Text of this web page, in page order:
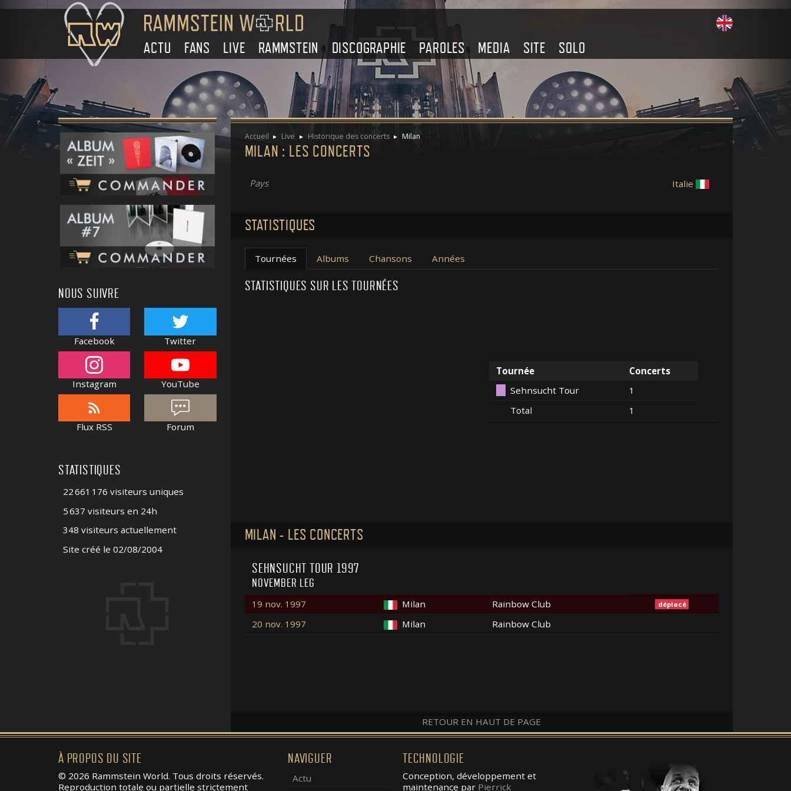
ACTU FANS LIVE RAMMSTEIN DISCOGRAPHIE PAROLES MEDIA SITE SOLO
Accueil Live Historique des concerts Milan
MILAN : LES CONCERTS
Pays Italie
STATISTIQUES
Tournées Albums Chansons Années
STATISTIQUES SUR LES TOURNÉES
Tournée
Concerts
Sehnsucht Tour
1
Total
1
MILAN - LES CONCERTS
SEHNSUCHT TOUR 1997
NOVEMBER LEG
19 nov. 1997 Milan Rainbow Club déplacé
20 nov. 1997 Milan Rainbow Club
RETOUR EN HAUT DE PAGE
NOUS SUIVRE
Facebook Twitter
Instagram YouTube
Flux RSS Forum
STATISTIQUES
22 661 176 visiteurs uniques
5 637 visiteurs en 24h
348 visiteurs actuellement
Site créé le 02/08/2004
À PROPOS DU SITE
© 2026 Rammstein World. Tous droits réservés.
Reproduction totale ou partielle strictement
NAVIGUER
Actu
TECHNOLOGIE
Conception, développement et
maintenance par Pierrick